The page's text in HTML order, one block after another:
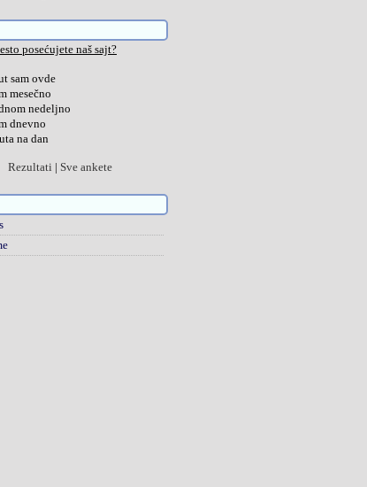
posećujete naš sajt?
sam ovde
mesečno
nedeljno
dnevno
na dan
Rezultati | Sve ankete